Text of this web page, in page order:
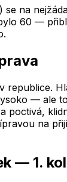
na
60 —
republice.
— ale
poctivá,
na
— 1.